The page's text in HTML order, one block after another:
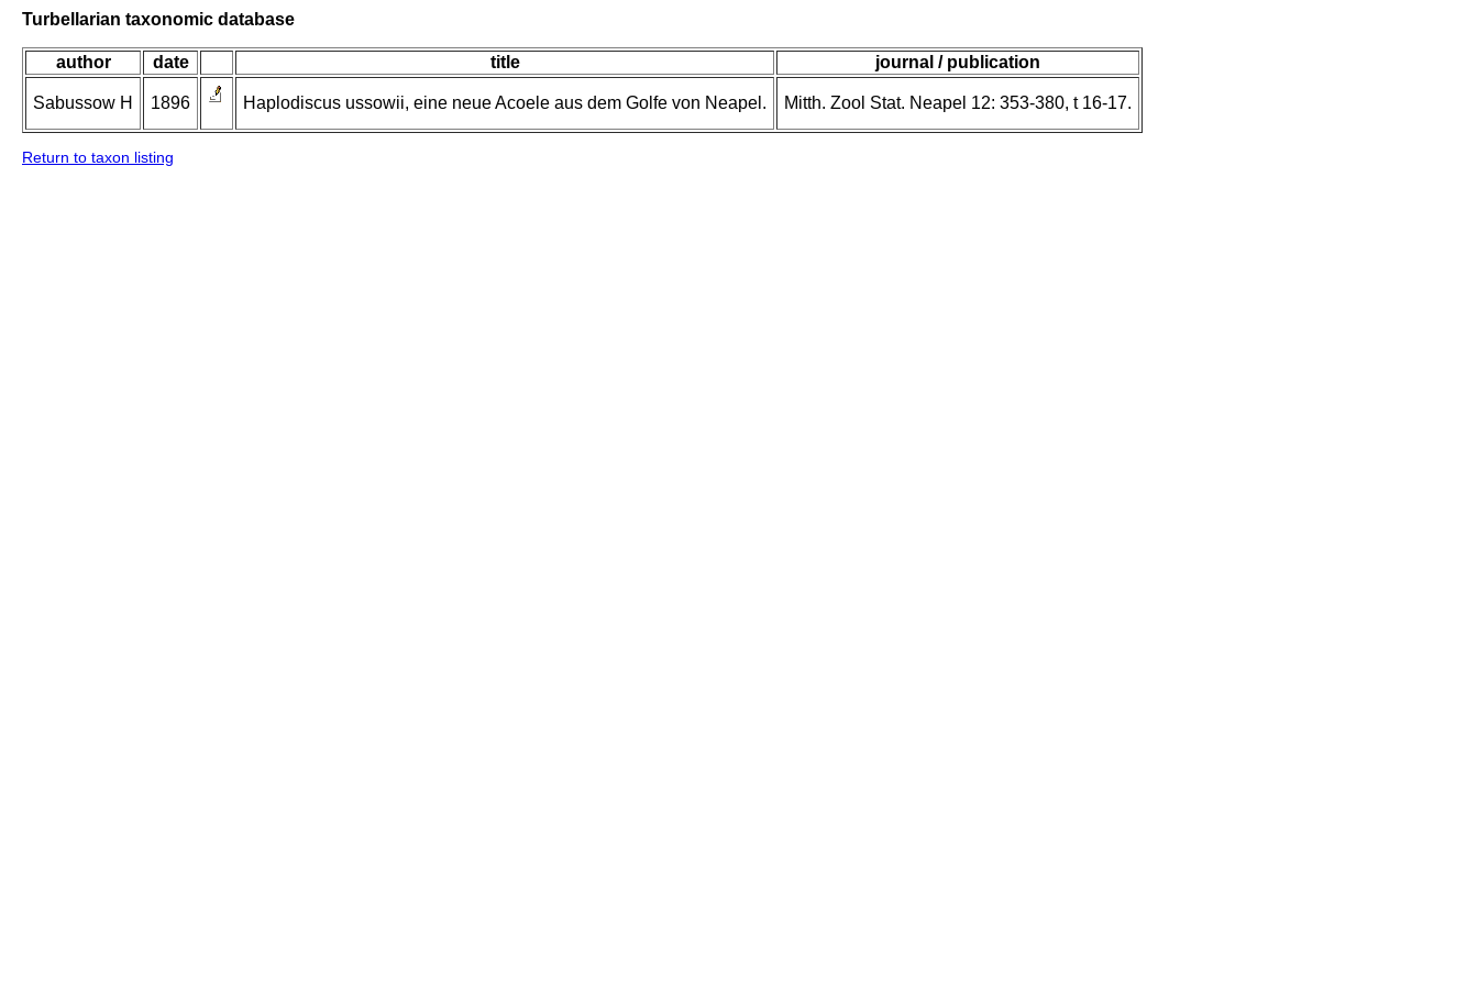
Turbellarian taxonomic database
author date title journal / publication
Sabussow H 1896 Haplodiscus ussowii, eine neue Acoele aus dem Golfe von Neapel. Mitth. Zool Stat. Neapel 12: 353-380, t 16-17.
Return to taxon listing